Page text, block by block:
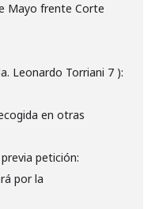
Mayo frente Corte
Leonardo Torriani 7 ):
en otras
petición:
por la